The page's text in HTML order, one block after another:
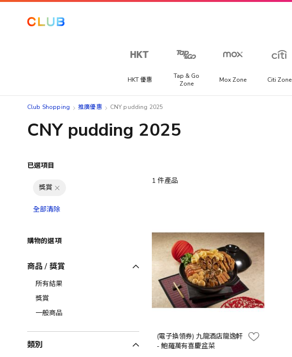
HKT 優惠
Tap & Go
Zone
Mox Zone Citi Zone
Club Shopping 推廣優惠 CNY pudding 2025
CNY pudding 2025
1 件產品
(電子換領券) 九龍酒店龍逸軒
- 鮑羅萬有喜慶盆菜
已選項目
獎賞
全部清除
購物的選項
商品 / 獎賞
所有結果
獎賞
一般商品
類別